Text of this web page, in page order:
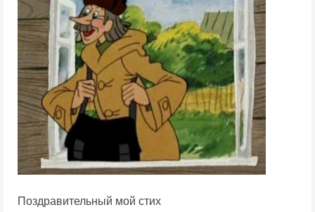
Поздравительный мой стих